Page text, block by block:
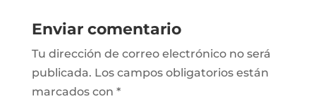
Enviar comentario
Tu dirección de correo electrónico no será
publicada. Los campos obligatorios están
marcados con *